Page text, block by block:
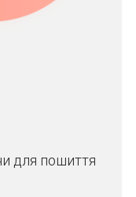
для пошиття